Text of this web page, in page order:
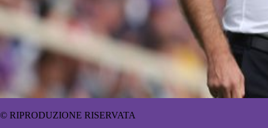
© RIPRODUZIONE RISERVATA